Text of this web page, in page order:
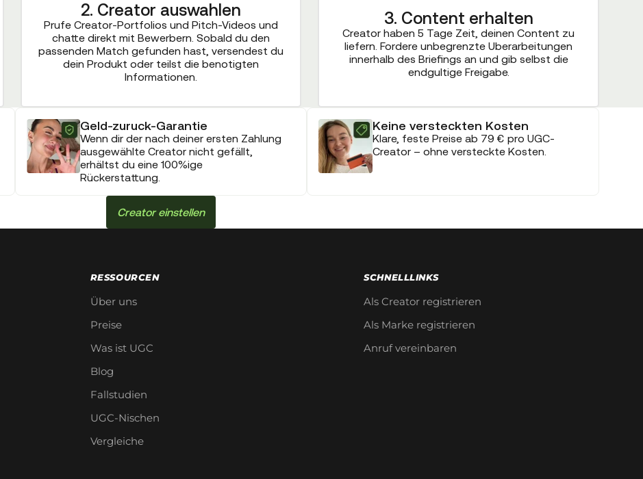
2. Creator auswahlen
Prufe Creator-Portfolios und Pitch-Videos und
chatte direkt mit Bewerbern. Sobald du den
passenden Match gefunden hast, versendest du
dein Produkt oder teilst die benotigten
Informationen.
3. Content erhalten
Creator haben 5 Tage Zeit, deinen Content zu
liefern. Fordere unbegrenzte Uberarbeitungen
innerhalb des Briefings an und gib selbst die
endgultige Freigabe.
Geld-zuruck-Garantie
Wenn dir der nach deiner ersten Zahlung
ausgewählte Creator nicht gefällt,
erhältst du eine 100%ige
Rückerstattung.
Keine versteckten Kosten
Klare, feste Preise ab 79 € pro UGC-
Creator – ohne versteckte Kosten.
Creator einstellen
RESSOURCEN
Über uns
Preise
Was ist UGC
Blog
Fallstudien
UGC-Nischen
Vergleiche
SCHNELLLINKS
Als Creator registrieren
Als Marke registrieren
Anruf vereinbaren